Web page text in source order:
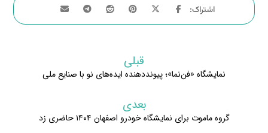
قبلی
نمایشگاه «فن‌نما»؛ پیونددهنده ایده‌های نو با صنایع ملی
بعدی
گروه ماموت برای نمایشگاه خودرو اصفهان ۱۴۰۴ حاضری زد